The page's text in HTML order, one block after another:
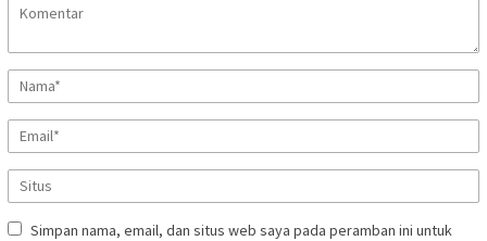
Simpan nama, email, dan situs web saya pada peramban ini untuk